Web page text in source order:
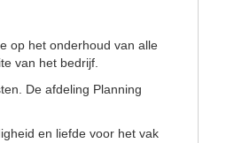
op het onderhoud van alle
van het bedrijf.
De afdeling Planning
en liefde voor het vak